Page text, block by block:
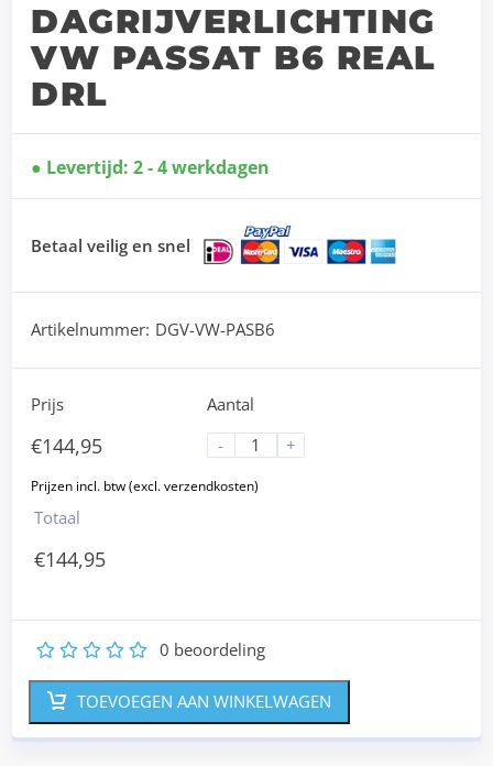
DAGRIJVERLICHTING
VW PASSAT B6 REAL
DRL
Levertijd: 2 - 4 werkdagen
Betaal veilig en snel
Artikelnummer: DGV-VW-PASB6
Prijs
€144,95
Aantal
-
+
Totaal
€144,95
5
4
3
2 0 beoordeling
TOEVOEGEN AAN WINKELWAGEN